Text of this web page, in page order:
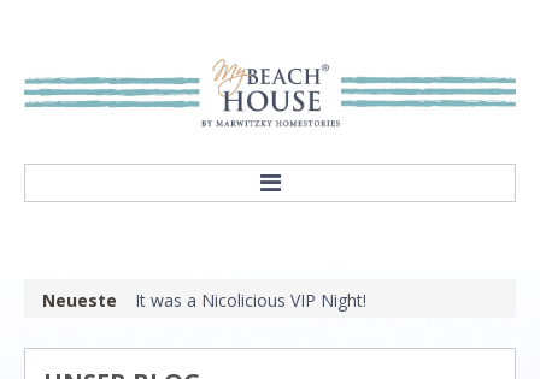
Our mission
Showroom
Neueste It was a Nicolicious VIP Night!